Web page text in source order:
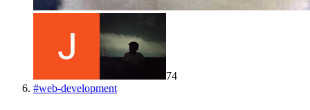
74
#web-development